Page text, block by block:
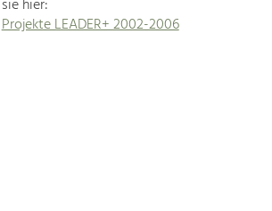
diverse.
Which
sie hier:
Projekte LEADER+ 2002-2006